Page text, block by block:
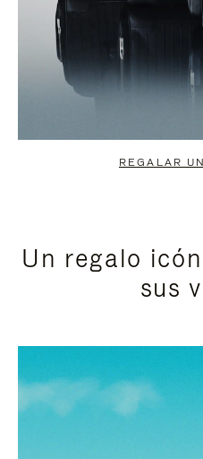
REGALAR
Un regalo
sus